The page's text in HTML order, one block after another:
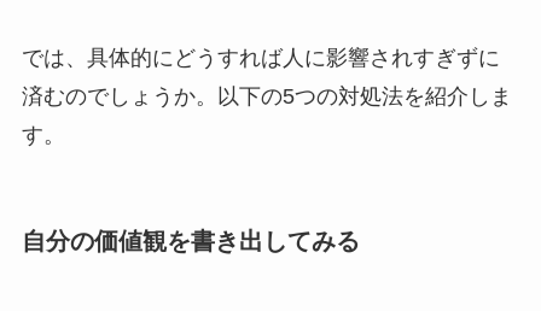
では、具体的にどうすれば人に影響されすぎずに
済むのでしょうか。以下の5つの対処法を紹介しま
す。
自分の価値観を書き出してみる